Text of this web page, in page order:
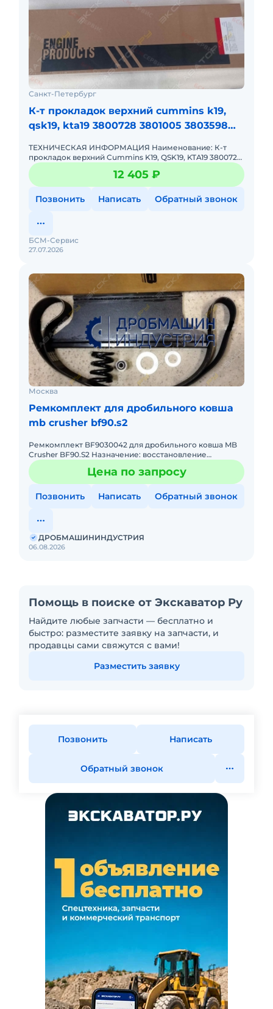
Санкт-Петербург
К-т прокладок верхний cummins k19,
qsk19, kta19 3800728 3801005 3803598
ТЕХНИЧЕСКАЯ ИНФОРМАЦИЯ Наименование: К-т
прокладок верхний Cummins K19, QSK19, KTA19 3800728
3801005 3803598 3804296 4352578 Артикул: 4352578
Состояние: Новая д
12 405 ₽
Позвонить Написать Обратный звонок
27.07.2026
БСМ-Сервис
Москва
Ремкомплект для дробильного ковша
mb crusher bf90.s2
Ремкомплект BF9030042 для дробильного ковша MB
Crusher BF90.S2 Назначение: восстановление
герметичности гидромотора, подшипников и
корпусных соединений. Эффек
Цена по запросу
Позвонить Написать Обратный звонок
06.08.2026
ДРОБМАШИНИНДУСТРИЯ
Помощь в поиске от Экскаватор Ру
Найдите любые запчасти — бесплатно и
быстро: разместите заявку на запчасти, и
продавцы сами свяжутся с вами!
Разместить заявку
Позвонить Написать
Обратный звонок